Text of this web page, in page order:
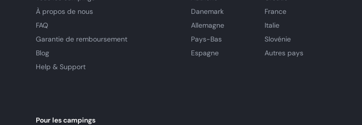
À propos de nous
FAQ
Garantie de remboursement
Blog
Help & Support
Danemark
France
Allemagne
Italie
Pays-Bas
Slovénie
Espagne
Autres pays
Pour les campings